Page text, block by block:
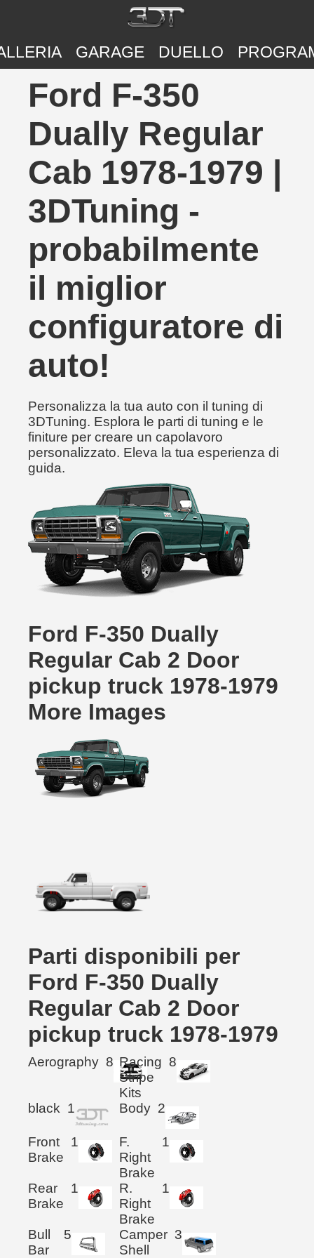
GARAGE DUELLO
Ford F-350
Dually Regular
Cab 1978-1979 |
3DTuning -
probabilmente
il miglior
configuratore di
auto!
Personalizza la tua auto con il tuning di
3DTuning. Esplora le parti di tuning e le
finiture per creare un capolavoro
personalizzato. Eleva la tua esperienza di
guida.
Ford F-350 Dually
Regular Cab 2 Door
pickup truck 1978-1979
More Images
Parti disponibili per
Ford F-350 Dually
Regular Cab 2 Door
pickup truck 1978-1979
Aerography 8 Racing
Stripe
Kits
8
black 1 Body 2
Front
Brake
1
F.
Right
Brake
1
Rear
Brake
1
R.
Right
Brake
1
Bull
Bar
5
Camper
Shell
3